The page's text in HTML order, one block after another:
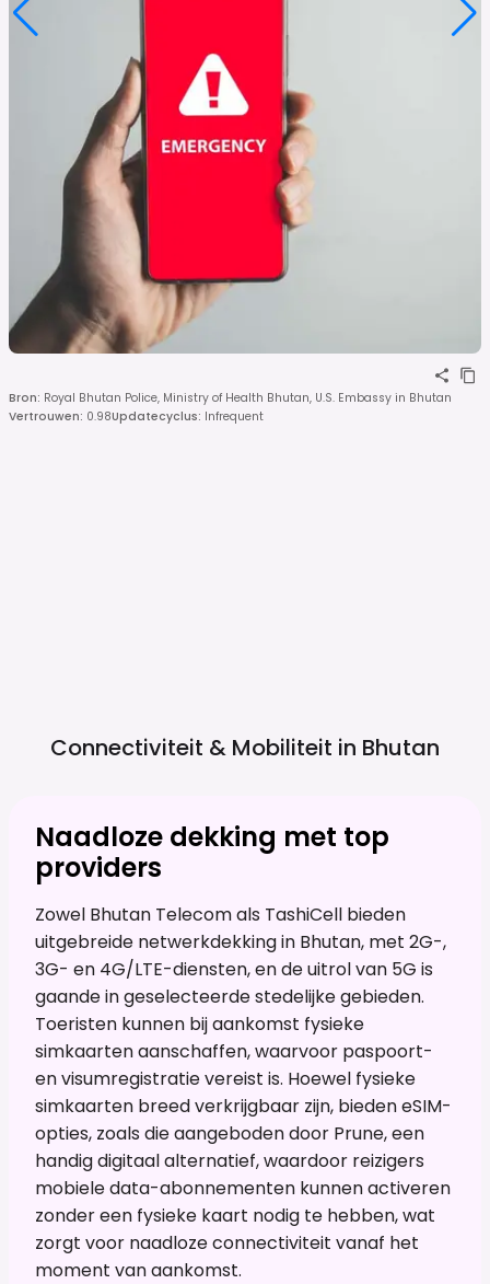
Bron: Royal Bhutan Police, Ministry of Health Bhutan, U.S. Embassy in Bhutan
Vertrouwen: 0.98Updatecyclus: Infrequent
Connectiviteit & Mobiliteit in Bhutan
Naadloze dekking met top
providers
Zowel Bhutan Telecom als TashiCell bieden
uitgebreide netwerkdekking in Bhutan, met 2G-,
3G- en 4G/LTE-diensten, en de uitrol van 5G is
gaande in geselecteerde stedelijke gebieden.
Toeristen kunnen bij aankomst fysieke
simkaarten aanschaffen, waarvoor paspoort-
en visumregistratie vereist is. Hoewel fysieke
simkaarten breed verkrijgbaar zijn, bieden eSIM-
opties, zoals die aangeboden door Prune, een
handig digitaal alternatief, waardoor reizigers
mobiele data-abonnementen kunnen activeren
zonder een fysieke kaart nodig te hebben, wat
zorgt voor naadloze connectiviteit vanaf het
moment van aankomst.